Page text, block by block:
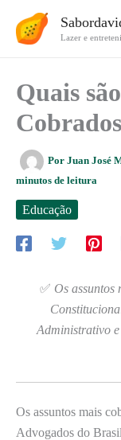
para
Lazer e
Quais
Por Juan José
minutos de leitura
Educação
✅ Os
Administrativo
Os assuntos mais
Advogados do